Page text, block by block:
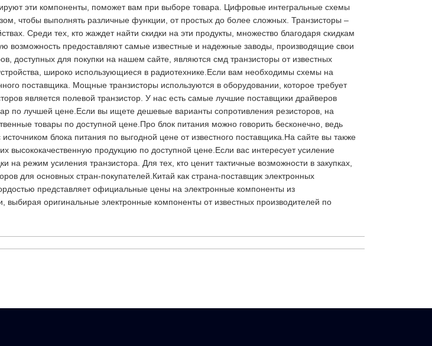
эти компоненты, поможет вам при выборе товара. Цифровые интегральные схемы
чтобы выполнять различные функции, от простых до более сложных. Транзисторы –
Среди тех, кто жаждет найти скидки на эти продукты, множество благодаря скидкам
возможность предоставляют самые известные и надежные заводы, производящие свои
доступных для покупки на нашем сайте, являются смд транзисторы от известных
широко использующиеся в радиотехнике.Если вам необходимы схемы на
поставщика. Мощные транзисторы используются в оборудовании, которое требует
является полевой транзистор. У нас есть самые лучшие поставщики драйверов
по лучшей цене.Если вы ищете дешевые варианты сопротивления резисторов, на
товары по доступной цене.Про блок питания можно говорить бесконечно, ведь
блока питания по выгодной цене от известного поставщика.На сайте вы также
высококачественную продукцию по доступной цене.Если вас интересует усиление
режим усиления транзистора. Для тех, кто ценит тактичные возможности в закупках,
для основных стран-покупателей.Китай как страна-поставщик электронных
представляет официальные цены на электронные компоненты из
оригинальные электронные компоненты от известных производителей по